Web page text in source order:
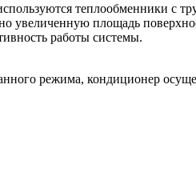
теплообменники с
увеличенную площадь
работы системы.
режима, кондиционер